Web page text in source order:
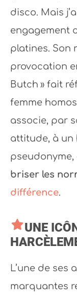
disco. Mais
engagement
platines. Son
provocation
Butch » fait
femme
associe, par
attitude, à un
briser les
différence.
UNE
L’une de ses
marquantes